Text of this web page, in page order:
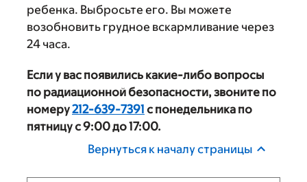
ребенка. Выбросьте его. Вы можете
возобновить грудное вскармливание через
24 часа.
Если у вас появились какие-либо вопросы
по радиационной безопасности, звоните по
номеру212-639-7391 с понедельника по
пятницу с 9:00 до 17:00.
Вернуться к началу страницы